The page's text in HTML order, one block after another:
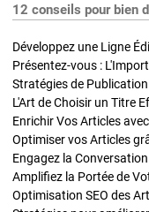
12 conseils pour bien
Développez une Ligne
Présentez-vous :
L'Art de Choisir un Titre
Optimiser vos Articles
Engagez la
Amplifiez la Portée de